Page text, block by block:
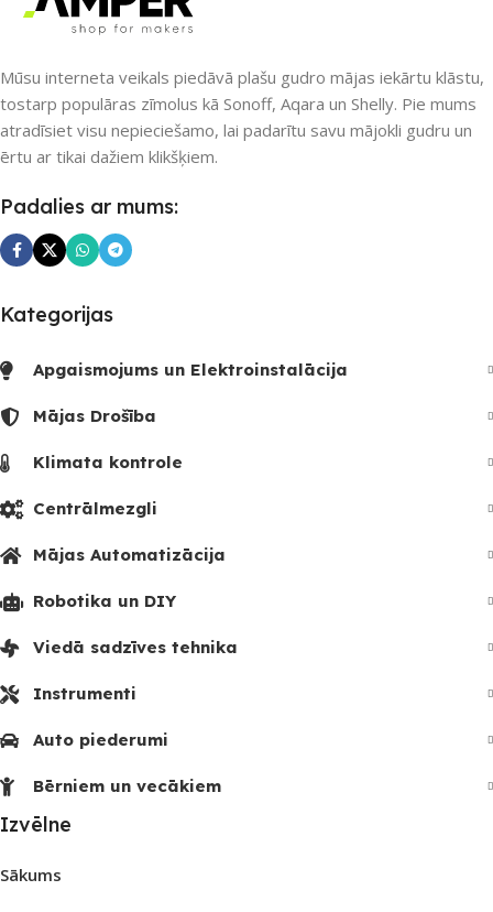
SKAITS
UZREIZ PIEEJAMAIS
SKAITS
Mūsu interneta veikals piedāvā plašu gudro mājas iekārtu klāstu,
tostarp populāras zīmolus kā Sonoff, Aqara un Shelly. Pie mums
atradīsiet visu nepieciešamo, lai padarītu savu mājokli gudru un
ērtu ar tikai dažiem klikšķiem.
Padalies ar mums:
Kategorijas
Apgaismojums un Elektroinstalācija
Mājas Drošība
Klimata kontrole
Centrālmezgli
Mājas Automatizācija
Robotika un DIY
Viedā sadzīves tehnika
Instrumenti
Auto piederumi
Bērniem un vecākiem
Izvēlne
Sākums